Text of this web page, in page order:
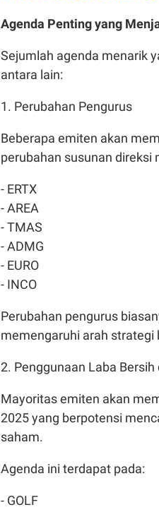
Agenda Penting yang
Sejumlah agenda menarik
antara lain:
1. Perubahan Pengurus
Beberapa emiten akan
perubahan susunan direksi
- ERTX
- AREA
- TMAS
- ADMG
- EURO
- INCO
Perubahan pengurus
memengaruhi arah strategi
2. Penggunaan Laba
Mayoritas emiten akan
2025 yang berpotensi
saham.
Agenda ini terdapat pada:
- GOLF